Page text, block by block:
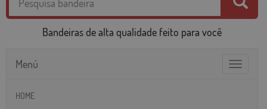
Bandeiras de alta qualidade feito para você
Toggle
Menú
HOME